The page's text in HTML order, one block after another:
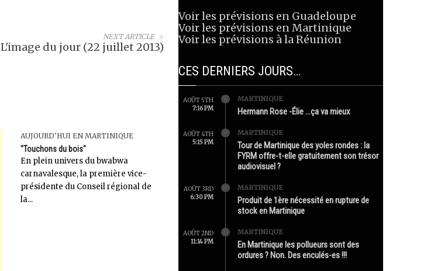
NEXT ARTICLE
L'image du jour (22 juillet 2013)
AUJOURD'HUI EN MARTINIQUE
"Touchons du bois"
En plein univers du bwabwa
carnavalesque, la première vice-
présidente du Conseil régional de
la...
Voir les prévisions en Guadeloupe
Voir les prévisions en Martinique
Voir les prévisions à la Réunion
CES DERNIERS JOURS…
AOÛT 5TH
7:16 PM
MARTINIQUE
Hermann Rose -Élie …ça va mieux
AOÛT 4TH
5:15 PM
MARTINIQUE
Tour de Martinique des yoles rondes : la
FYRM offre-t-elle gratuitement son trésor
audiovisuel ?
AOÛT 3RD
6:30 PM
MARTINIQUE
Produit de 1ère nécessité en rupture de
stock en Martinique
AOÛT 2ND
11:14 PM
MARTINIQUE
En Martinique les pollueurs sont des
ordures ? Non. Des enculés-es !!!